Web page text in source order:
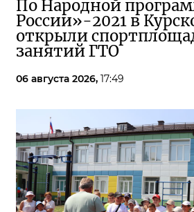
По Народной
России»-2021 в
открыли
занятий ГТО
06 августа 2026, 17:49